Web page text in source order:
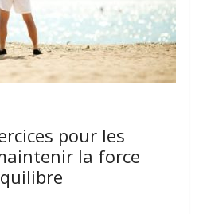
pour les
la force